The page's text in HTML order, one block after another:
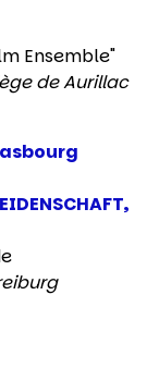
Ensemble"
de Aurillac